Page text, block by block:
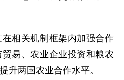
相关机制框架内加强合作
易、农业企业投资和粮农
升两国农业合作水平。